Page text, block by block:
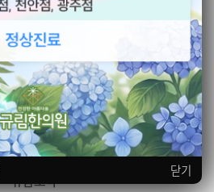
규림 소식
닫기